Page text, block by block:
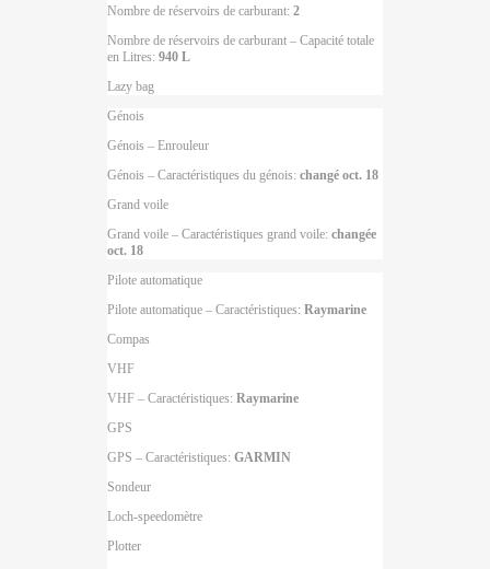
Nombre de réservoirs de carburant: 2
Nombre de réservoirs de carburant – Capacité totale
en Litres: 940 L
Lazy bag
Génois
Génois – Enrouleur
Génois – Caractéristiques du génois: changé oct. 18
Grand voile
Grand voile – Caractéristiques grand voile: changée
oct. 18
Pilote automatique
Pilote automatique – Caractéristiques: Raymarine
Compas
VHF
VHF – Caractéristiques: Raymarine
GPS
GPS – Caractéristiques: GARMIN
Sondeur
Loch-speedomètre
Plotter